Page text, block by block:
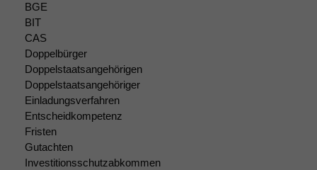
BGE
BIT
CAS
Doppelbürger
Doppelstaatsangehörigen
Doppelstaatsangehöriger
Einladungsverfahren
Entscheidkompetenz
Fristen
Gutachten
Investitionsschutzabkommen